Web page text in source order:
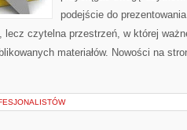
podejście do
lecz czytelna przestrzeń, w której
materiałów. Nowości na